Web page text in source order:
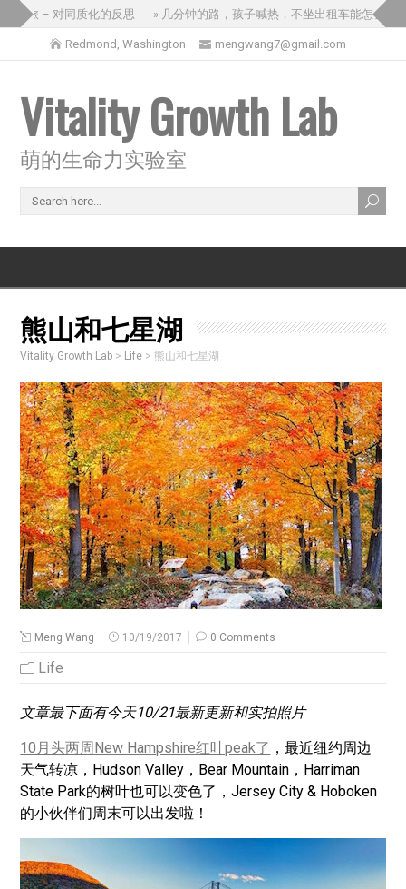
旅 – 对同质化的反思 » 几分钟的路，孩子喊热，不坐出租车能怎么办？
Redmond, Washington mengwang7@gmail.com
Vitality Growth Lab
萌的生命力实验室
熊山和七星湖
Vitality Growth Lab > Life > 熊山和七星湖
Meng Wang 10/19/2017 0 Comments
Life
文章最下面有今天10/21最新更新和实拍照片
10月头两周New Hampshire红叶peak了 ，最近纽约周边
天气转凉，Hudson Valley，Bear Mountain，Harriman
State Park的树叶也可以变色了，Jersey City & Hoboken
的小伙伴们周末可以出发啦！